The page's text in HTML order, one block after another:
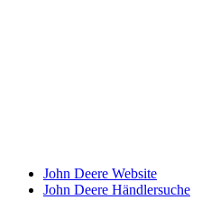
John Deere Website
John Deere Händ­ler­suche